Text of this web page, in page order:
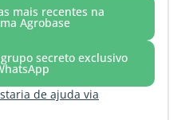
mais recentes na
Agrobase
secreto exclusivo
de ajuda via